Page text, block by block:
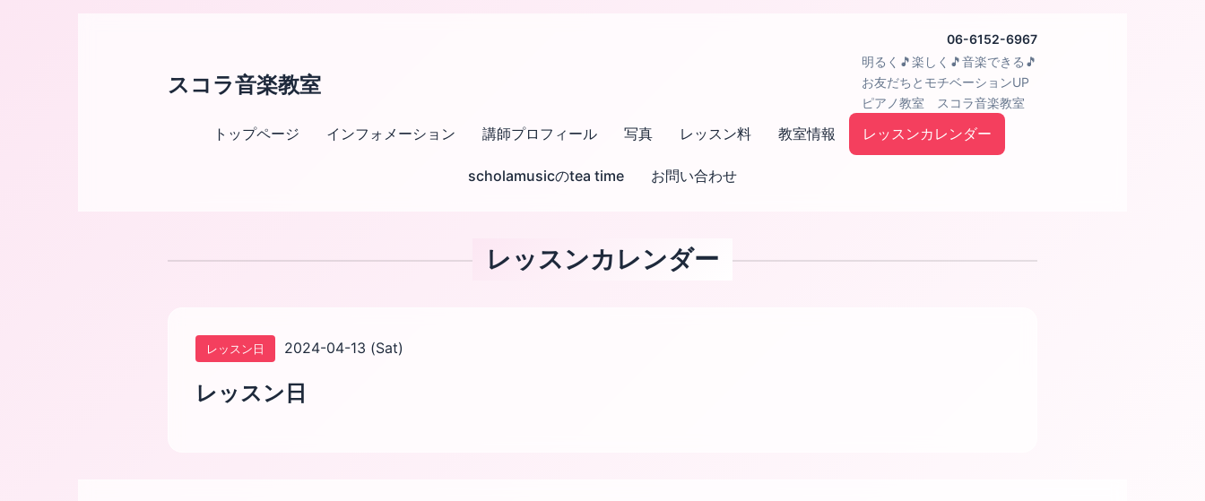
06-6152-6967
スコラ音楽教室
明るく🎵楽しく🎵音楽できる🎵
お友だちとモチベーションUP
ピアノ教室 スコラ音楽教室
トップページ インフォメーション 講師プロフィール 写真 レッスン料 教室情報 レッスンカレンダー
scholamusicのtea time お問い合わせ
レッスンカレンダー
レッスン日 2024-04-13 (Sat)
レッスン日